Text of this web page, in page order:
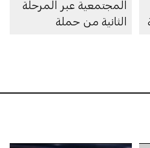
المجتمعية عبر المرحلة
الثانية من حملة